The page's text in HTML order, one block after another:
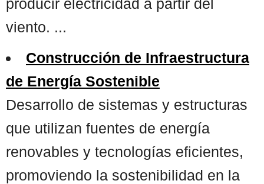
producir electricidad a partir del
viento. ...
Construcción de Infraestructura
de Energía Sostenible
Desarrollo de sistemas y estructuras
que utilizan fuentes de energía
renovables y tecnologías eficientes,
promoviendo la sostenibilidad en la